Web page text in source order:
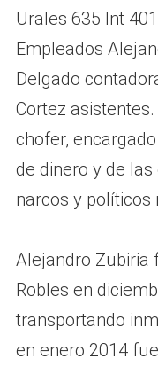
Urales 635 Int
Empleados
Delgado
Cortez
chofer,
de dinero y de
narcos y políticos
Alejandro Zubiria
Robles en
transportando
en enero 2014